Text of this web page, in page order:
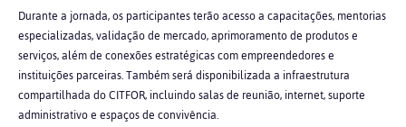
Durante a jornada, os participantes terão acesso a capacitações, mentorias
especializadas, validação de mercado, aprimoramento de produtos e
serviços, além de conexões estratégicas com empreendedores e
instituições parceiras. Também será disponibilizada a infraestrutura
compartilhada do CITFOR, incluindo salas de reunião, internet, suporte
administrativo e espaços de convivência.